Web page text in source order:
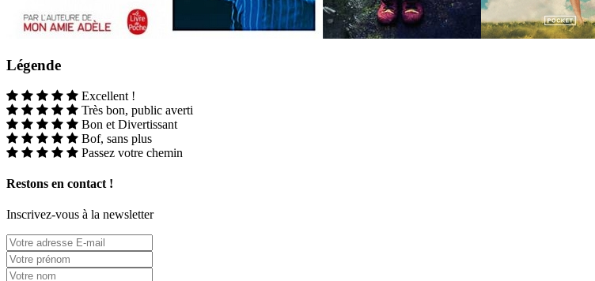
Légende
Excellent !
Très bon, public averti
Bon et Divertissant
Bof, sans plus
Passez votre chemin
Restons en contact !
Inscrivez-vous à la newsletter